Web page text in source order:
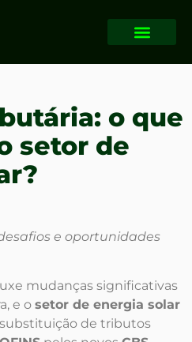
o que
setor de
e oportunidades
mudanças significativas
e o setor de energia solar
substituição de tributos